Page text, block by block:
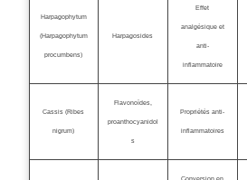
Harpagophytum
(Harpagophytum
procumbens)
Harpagosides
Effet
analgésique et
anti-
inflammatoire
Cassis (Ribes
nigrum)
Flavonoïdes,
proanthocyanidol
s
Propriétés anti-
inflammatoires
Conversion en